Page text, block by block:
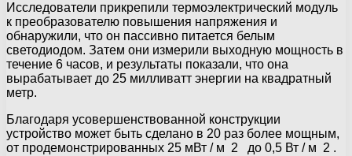
Исследователи прикрепили термоэлектрический модуль
к преобразователю повышения напряжения и
обнаружили, что он пассивно питается белым
светодиодом. Затем они измерили выходную мощность в
течение 6 часов, и результаты показали, что она
вырабатывает до 25 милливатт энергии на квадратный
метр.
Благодаря усовершенствованной конструкции
устройство может быть сделано в 20 раз более мощным,
от продемонстрированных 25 мВт / м 2 до 0,5 Вт / м 2 .